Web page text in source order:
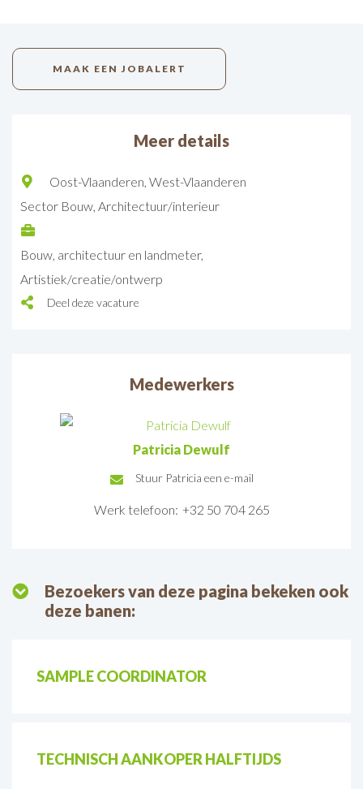
MAAK EEN JOBALERT
Meer details
Oost-Vlaanderen West-Vlaanderen
Sector Bouw Architectuur/interieur
Bouw, architectuur en landmeter
Artistiek/creatie/ontwerp
Deel deze vacature
Medewerkers
Patricia Dewulf
E-
Stuur Patricia een e-mail
Werk telefoon: +32 50 704 265
Bezoekers van deze pagina bekeken ook
deze banen:
SAMPLE COORDINATOR
TECHNISCH AANKOPER HALFTIJDS